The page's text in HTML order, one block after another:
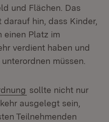
und Flächen. Das
hin, dass Kinder,
einen Platz im
verdient haben und
müssen.
(Öffnet in neuem
sollte nicht nur
ausgelegt sein,
Teilnehmenden